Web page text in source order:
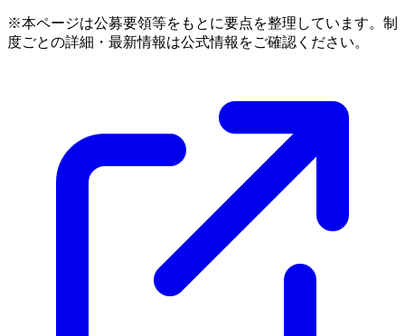
※本ページは公募要領等をもとに要点を整理しています。制
度ごとの詳細・最新情報は公式情報をご確認ください。